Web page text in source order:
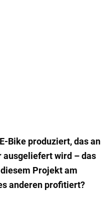
Bike produziert, das an
wird – das
Projekt am
anderen profitiert?